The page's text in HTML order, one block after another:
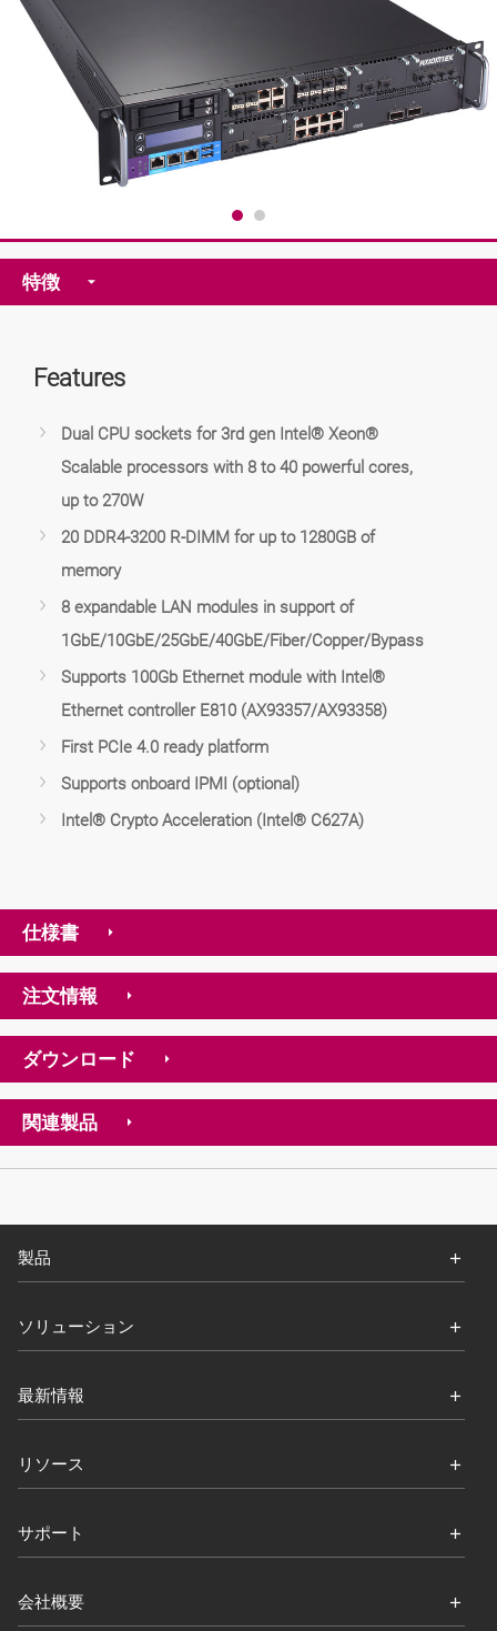
特徴
Features
Dual CPU sockets for 3rd gen Intel® Xeon®
Scalable processors with 8 to 40 powerful cores,
up to 270W
20 DDR4-3200 R-DIMM for up to 1280GB of
memory
8 expandable LAN modules in support of
1GbE/10GbE/25GbE/40GbE/Fiber/Copper/Bypass
Supports 100Gb Ethernet module with Intel®
Ethernet controller E810 (AX93357/AX93358)
First PCIe 4.0 ready platform
Supports onboard IPMI (optional)
Intel® Crypto Acceleration (Intel® C627A)
仕様書
注文情報
ダウンロード
関連製品
製品
ソリューション
最新情報
リソース
サポート
会社概要